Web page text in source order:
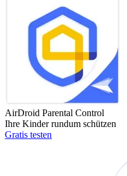
AirDroid Parental Control
Ihre Kinder rundum schützen
Gratis testen